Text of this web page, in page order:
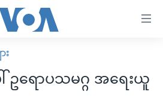
း
ဥရောပသမဂ္ဂ အရေးယူ